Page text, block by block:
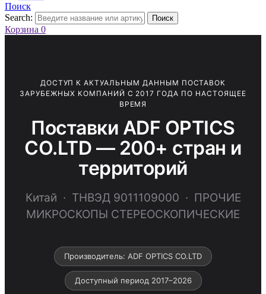
Поиск
Search:
Поиск
Корзина 0
ДОСТУП К АКТУАЛЬНЫМ ДАННЫМ ПОСТАВОК
ЗАРУБЕЖНЫХ КОМПАНИЙ С 2017 ГОДА ПО НАСТОЯЩЕЕ
ВРЕМЯ
Поставки ADF OPTICS
CO.LTD — 200+ стран и
территорий
Китай · ТНВЭД 9011109000 · ПРОЧИЕ
МИКРОСКОПЫ СТЕРЕОСКОПИЧЕСКИЕ
Производитель: ADF OPTICS CO.LTD
Доступный период 2017–2026